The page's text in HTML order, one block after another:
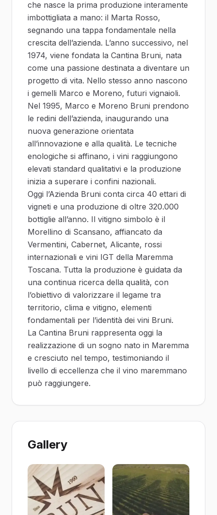
che nasce la prima produzione interamente
imbottigliata a mano: il Marta Rosso,
segnando una tappa fondamentale nella
crescita dell’azienda. L’anno successivo, nel
1974, viene fondata la Cantina Bruni, nata
come una passione destinata a diventare un
progetto di vita. Nello stesso anno nascono
i gemelli Marco e Moreno, futuri vignaioli.
Nel 1995, Marco e Moreno Bruni prendono
le redini dell’azienda, inaugurando una
nuova generazione orientata
all’innovazione e alla qualità. Le tecniche
enologiche si affinano, i vini raggiungono
elevati standard qualitativi e la produzione
inizia a superare i confini nazionali.
Oggi l’Azienda Bruni conta circa 40 ettari di
vigneti e una produzione di oltre 320.000
bottiglie all’anno. Il vitigno simbolo è il
Morellino di Scansano, affiancato da
Vermentini, Cabernet, Alicante, rossi
internazionali e vini IGT della Maremma
Toscana. Tutta la produzione è guidata da
una continua ricerca della qualità, con
l’obiettivo di valorizzare il legame tra
territorio, clima e vitigno, elementi
fondamentali per l’identità dei vini Bruni.
La Cantina Bruni rappresenta oggi la
realizzazione di un sogno nato in Maremma
e cresciuto nel tempo, testimoniando il
livello di eccellenza che il vino maremmano
può raggiungere.
Gallery